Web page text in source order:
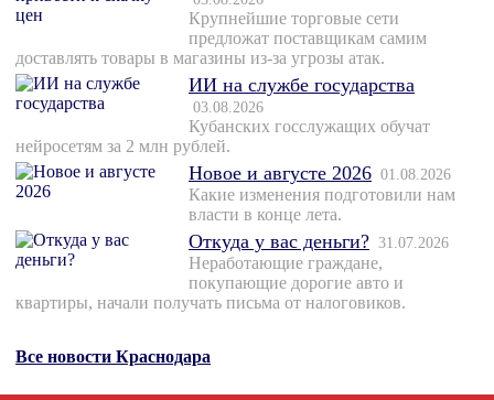
Крупнейшие торговые сети
предложат поставщикам самим
доставлять товары в магазины из-за угрозы атак.
ИИ на службе государства
03.08.2026
Кубанских госслужащих обучат
нейросетям за 2 млн рублей.
Новое и августе 2026 01.08.2026
Какие изменения подготовили нам
власти в конце лета.
Откуда у вас деньги? 31.07.2026
Неработающие граждане,
покупающие дорогие авто и
квартиры, начали получать письма от налоговиков.
Все новости Краснодара